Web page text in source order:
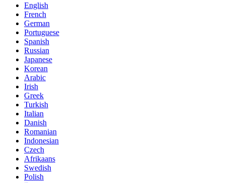
English
French
German
Portuguese
Spanish
Russian
Japanese
Korean
Arabic
Irish
Greek
Turkish
Italian
Danish
Romanian
Indonesian
Czech
Afrikaans
Swedish
Polish